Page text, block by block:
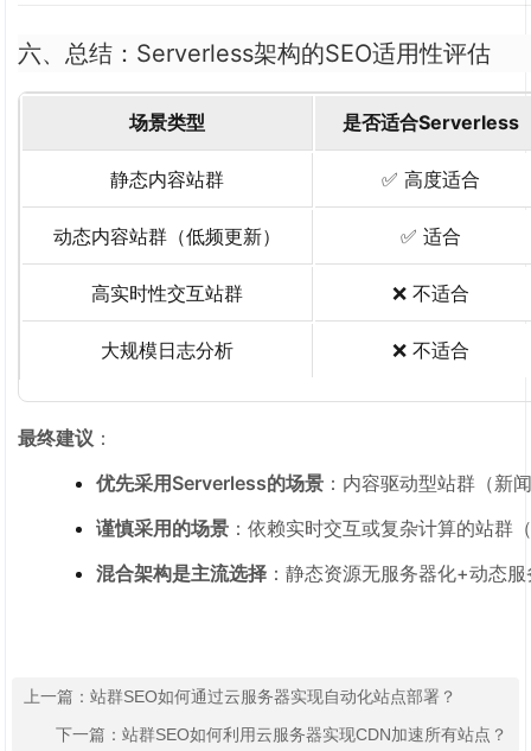
六、总结：Serverless架构的SEO适用性评估
场景类型 是否适合Serverless
静态内容站群 ✅ 高度适合
动态内容站群（低频更新） ✅ 适合
高实时性交互站群 ❌ 不适合
大规模日志分析 ❌ 不适合
最终建议 ：
优先采用Serverless的场景 ：内容驱动型站群（新
谨慎采用的场景 ：依赖实时交互或复杂计算的站群
混合架构是主流选择 ：静态资源无服务器化+动态
上一篇：站群SEO如何通过云服务器实现自动化站点部署？
下一篇： 站群SEO如何利用云服务器实现CDN加速所有站点？